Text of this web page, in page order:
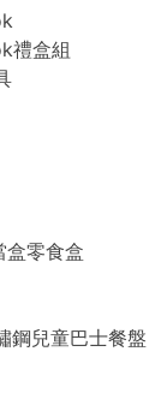
禮盒組
盒零食盒
鋼兒童巴士餐盤